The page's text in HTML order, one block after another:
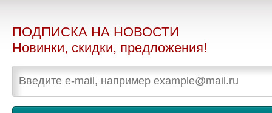
ПОДПИСКА НА НОВОСТИ
Новинки, скидки, предложения!